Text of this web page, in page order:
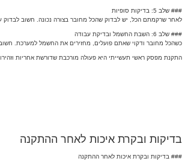
### שלב 5: בדיקות סופיות
לאחר שרקמתם הכל, יש לבדוק שהכל מחובר בצורה נכונה. חשוב
### שלב 6: השבת החשמל ובדיקת עבודה
כשהכל מחובר ודקוי שאתם פועלים, מחזירים את החשמל למערכת.
התקנת מפסק ראשי תעשייתי היא פעולה מורכבת שדורשת אחריות
בדיקות ובקרת איכות לאחר ההתקנה
### בדיקות ובקרת איכות לאחר ההתקנה